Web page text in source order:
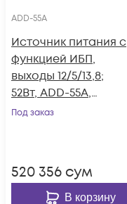
ADD-55A
Источник питания с
функцией ИБП,
выходы 12/5/13,8;
52Вт, ADD-55A,
MeanWell
Под заказ
520 356 сум
В корзину